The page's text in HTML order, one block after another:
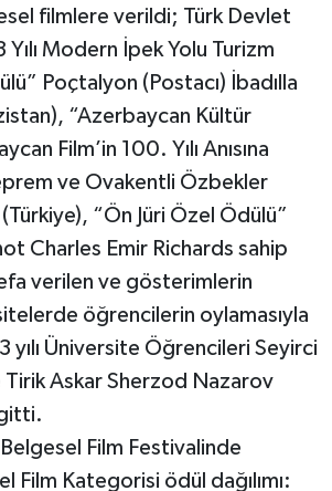
filmlere verildi; Türk Devlet
Yılı Modern İpek Yolu Turizm
Poçtalyon (Postacı) İbadılla
“Azerbaycan Kültür
Film’in 100. Yılı Anısına
ve Ovakentli Özbekler
“Ön Jüri Özel Ödülü”
Charles Emir Richards sahip
verilen ve gösterimlerin
öğrencilerin oylamasıyla
yılı Üniversite Öğrencileri Seyirci
Tirik Askar Sherzod Nazarov
Film Festivalinde
Film Kategorisi ödül dağılımı: